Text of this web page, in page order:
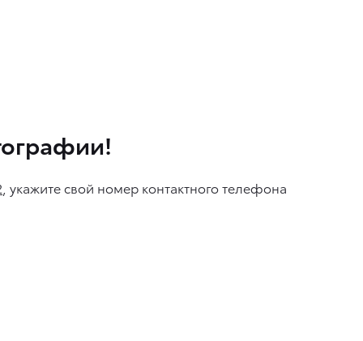
, укажите свой номер контактного телефона